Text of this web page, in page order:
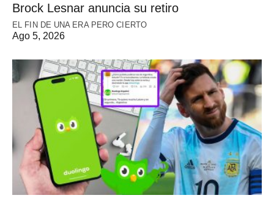
Brock Lesnar anuncia su retiro
EL FIN DE UNA ERA PERO CIERTO
Ago 5, 2026